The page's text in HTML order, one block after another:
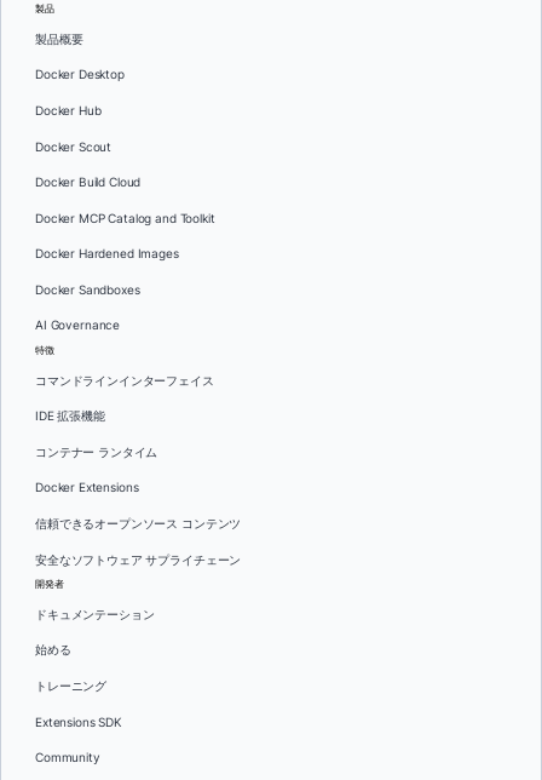
製品
製品概要
Docker Desktop
Docker Hub
Docker Scout
Docker Build Cloud
Docker MCP Catalog and Toolkit
Docker Hardened Images
Docker Sandboxes
AI Governance
特徴
コマンドラインインターフェイス
IDE 拡張機能
コンテナー ランタイム
Docker Extensions
信頼できるオープンソース コンテンツ
安全なソフトウェア サプライチェーン
開発者
ドキュメンテーション
始める
トレーニング
Extensions SDK
Community